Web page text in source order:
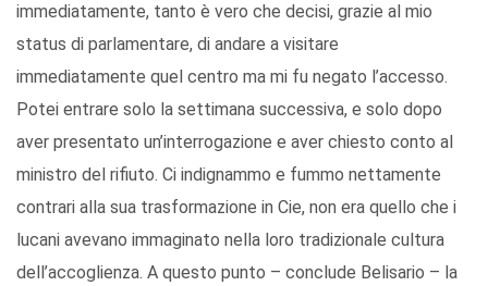
immediatamente, tanto è vero che decisi, grazie al mio
status di parlamentare, di andare a visitare
immediatamente quel centro ma mi fu negato l’accesso.
Potei entrare solo la settimana successiva, e solo dopo
aver presentato un’interrogazione e aver chiesto conto al
ministro del rifiuto. Ci indignammo e fummo nettamente
contrari alla sua trasformazione in Cie, non era quello che i
lucani avevano immaginato nella loro tradizionale cultura
dell’accoglienza. A questo punto – conclude Belisario – la